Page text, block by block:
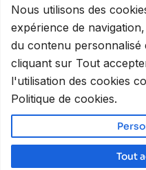
Marseille -Lyon -Nantes-
Nîmes-Toulouse-Monaco-
09 80 80 13 06
contact@speedparebrise13.fr
Copyright ©
Nous utilisons des
expérience de
du contenu
cliquant sur Tout
l'utilisation des cookies
Politique de cookies.
Tout